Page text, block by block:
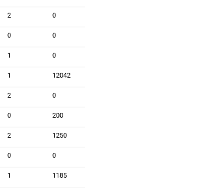
2 0
0 0
1 0
1 12042
2 0
0 200
2 1250
0 0
1 1185